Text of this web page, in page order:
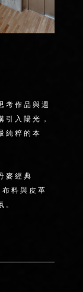
考作品與週
引入陽光，
純粹的本
麥經典
料與皮革
。